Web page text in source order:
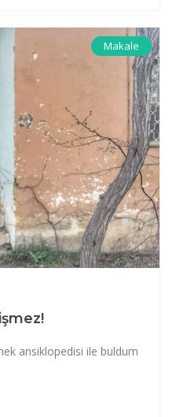
Makale
ansiklopedisi ile buldum